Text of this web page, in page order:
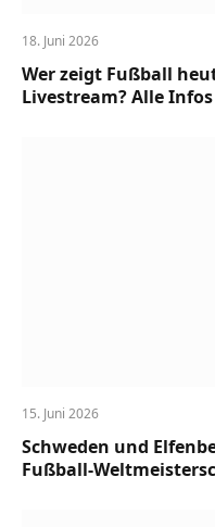
18. Juni 2026
Wer zeigt Fußball
Livestream? Alle
15. Juni 2026
Schweden und
Fußball-